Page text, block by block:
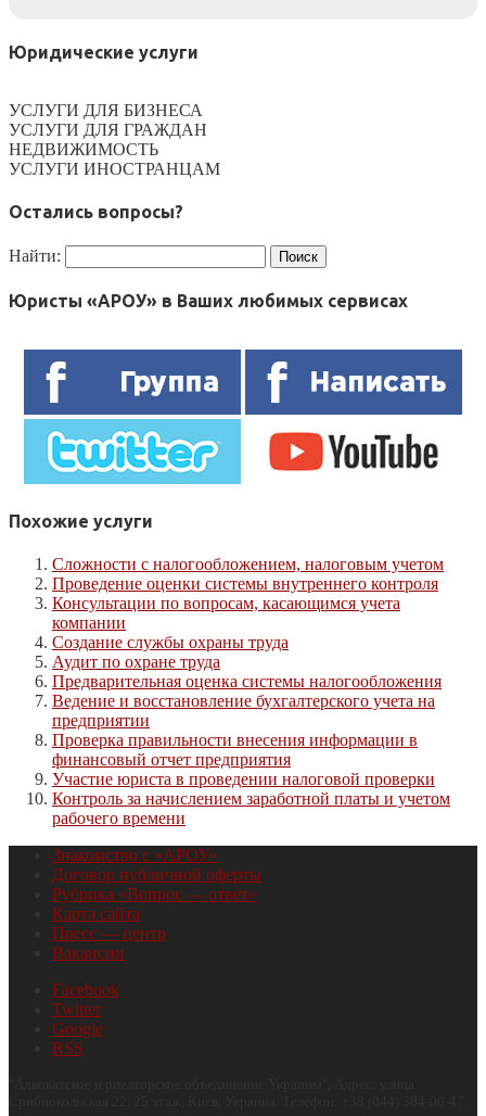
Юридические услуги
УСЛУГИ ДЛЯ БИЗНЕСА
УСЛУГИ ДЛЯ ГРАЖДАН
НЕДВИЖИМОСТЬ
УСЛУГИ ИНОСТРАНЦАМ
Остались вопросы?
Найти:
Юристы «АРОУ» в Ваших любимых сервисах
Похожие услуги
Сложности с налогообложением, налоговым учетом
Проведение оценки системы внутреннего контроля
Консультации по вопросам, касающимся учета
компании
Создание службы охраны труда
Аудит по охране труда
Предварительная оценка системы налогообложения
Ведение и восстановление бухгалтерского учета на
предприятии
Проверка правильности внесения информации в
финансовый отчет предприятия
Участие юриста в проведении налоговой проверки
Контроль за начислением заработной платы и учетом
рабочего времени
Знакомство с «АРОУ»
Договор публичной оферты
Рубрика «Вопрос — ответ»
Карта сайта
Пресс — центр
Вакансии
Facebook
Twitter
Google
RSS